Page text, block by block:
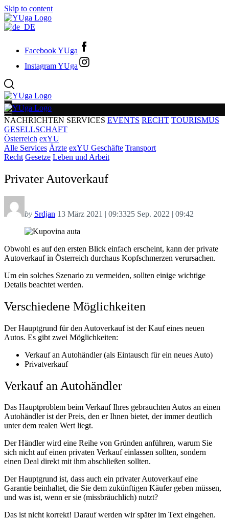
Skip to content
Facebook YUga
Instagram YUga
NACHRICHTEN SERVICES EVENTS RECHT TOURISMUS
GESELLSCHAFT
Österreich exYU
Alle Services Ärzte exYU Geschäfte Transport
Recht Gesetze Leben und Arbeit
Privater Autoverkauf
by Srdjan 13 März 2021 | 09:3325 Sep. 2022 | 09:42
Obwohl es auf den ersten Blick einfach erscheint, kann der private
Autoverkauf in Österreich durchaus Kopfschmerzen verursachen.
Um ein solches Szenario zu vermeiden, sollten einige wichtige
Details beachtet werden.
Verschiedene Möglichkeiten
Der Hauptgrund für den Autoverkauf ist der Kauf eines neuen
Autos. Es gibt zwei Möglichkeiten:
Verkauf an Autohändler (als Eintausch für ein neues Auto)
Privatverkauf
Verkauf an Autohändler
Das Hauptproblem beim Verkauf Ihres gebrauchten Autos an einen
Autohändler ist der Preis, den er Ihnen bietet, der immer deutlich
unter dem realen Wert liegt.
Der Händler wird eine Reihe von Gründen anführen, warum Sie
sich nicht auf einen privaten Verkauf einlassen sollten, sondern
einen Deal direkt mit ihm abschließen sollten.
Der Hauptgrund ist, dass auch ein privater Autoverkauf eine
Garantie beinhaltet, die Sie dem zukünftigen Käufer geben müssen,
und was ist, wenn er sie (missbräuchlich) nutzt?
Das ist nicht korrekt! Darauf werden wir später im Text eingehen.